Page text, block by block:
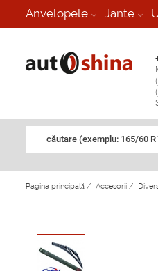
Anvelopele Jante
căutare (exemplu: 165/60
Pagina principală / Accesorii /